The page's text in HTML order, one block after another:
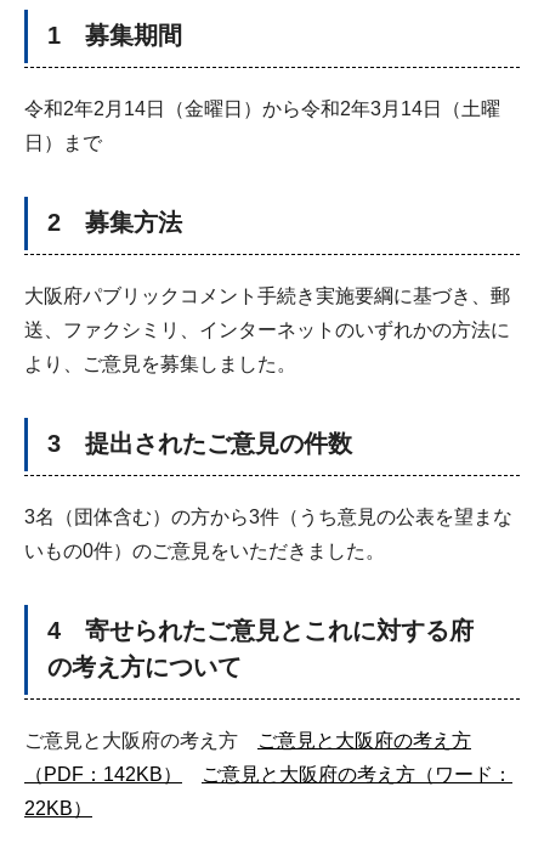
1 募集期間
令和2年2月14日（金曜日）から令和2年3月14日（土曜
日）まで
2 募集方法
大阪府パブリックコメント手続き実施要綱に基づき、郵
送、ファクシミリ、インターネットのいずれかの方法に
より、ご意見を募集しました。
3 提出されたご意見の件数
3名（団体含む）の方から3件（うち意見の公表を望まな
いもの0件）のご意見をいただきました。
4 寄せられたご意見とこれに対する府
の考え方について
ご意見と大阪府の考え方
ご意見と大阪府の考え方
（PDF：142KB）
ご意見と大阪府の考え方（ワード：
22KB）